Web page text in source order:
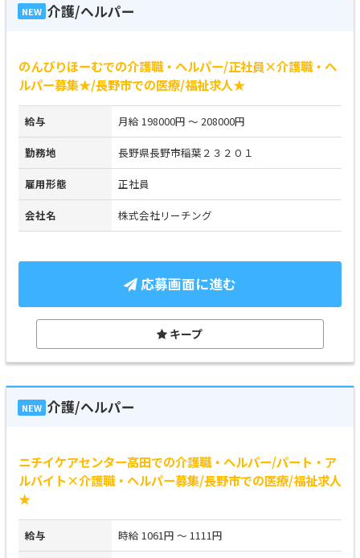
NEW 介護/ヘルパー
のんびりほーむでの介護職・ヘルパー/正社員×介護職・ヘ
ルパー募集★/長野市での医療/福祉求人★
給与 月給 198000円 ～ 208000円
勤務地 長野県長野市稲葉２３２０１
雇用形態 正社員
会社名 株式会社リーチング
応募画面に進む
キープ
NEW 介護/ヘルパー
ニチイケアセンター高田での介護職・ヘルパー/パート・ア
ルバイト×介護職・ヘルパー募集/長野市での医療/福祉求人
★
給与 時給 1061円 ～ 1111円